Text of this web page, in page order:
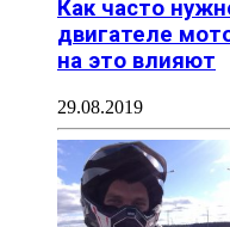
Как часто
двигателе
на это влияют
29.08.2019